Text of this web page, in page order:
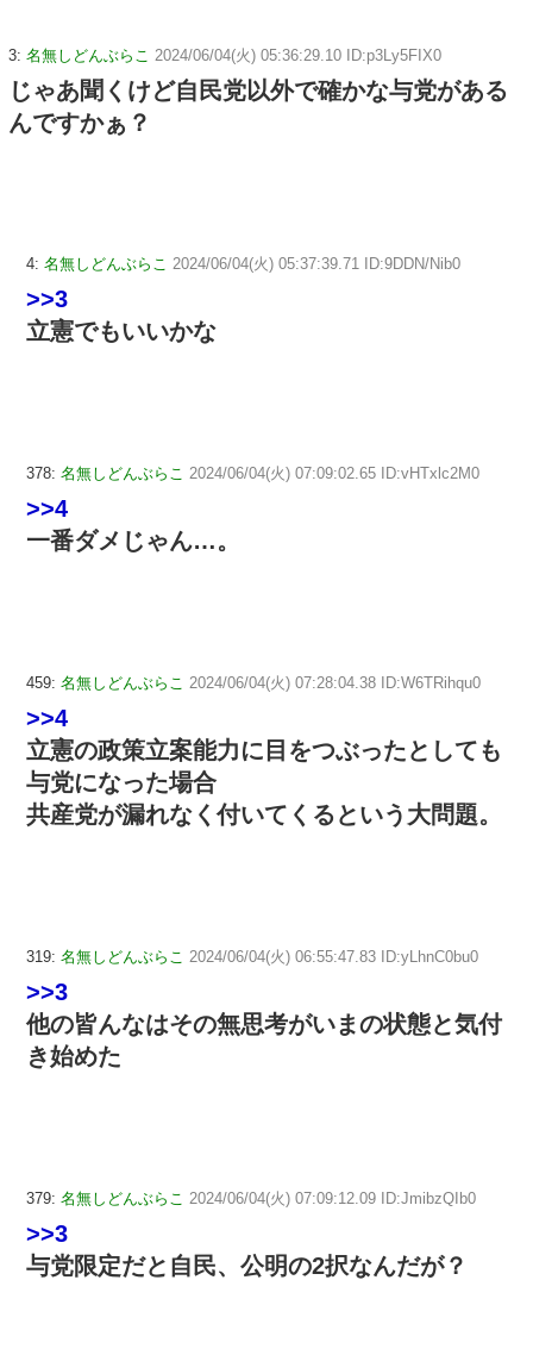
3: 名無しどんぶらこ 2024/06/04(火) 05:36:29.10 ID:p3Ly5FIX0
じゃあ聞くけど自民党以外で確かな与党がある
んですかぁ？
4: 名無しどんぶらこ 2024/06/04(火) 05:37:39.71 ID:9DDN/Nib0
>>3
立憲でもいいかな
378: 名無しどんぶらこ 2024/06/04(火) 07:09:02.65 ID:vHTxlc2M0
>>4
一番ダメじゃん…。
459: 名無しどんぶらこ 2024/06/04(火) 07:28:04.38 ID:W6TRihqu0
>>4
立憲の政策立案能力に目をつぶったとしても
与党になった場合
共産党が漏れなく付いてくるという大問題。
319: 名無しどんぶらこ 2024/06/04(火) 06:55:47.83 ID:yLhnC0bu0
>>3
他の皆んなはその無思考がいまの状態と気付
き始めた
379: 名無しどんぶらこ 2024/06/04(火) 07:09:12.09 ID:JmibzQIb0
>>3
与党限定だと自民、公明の2択なんだが？